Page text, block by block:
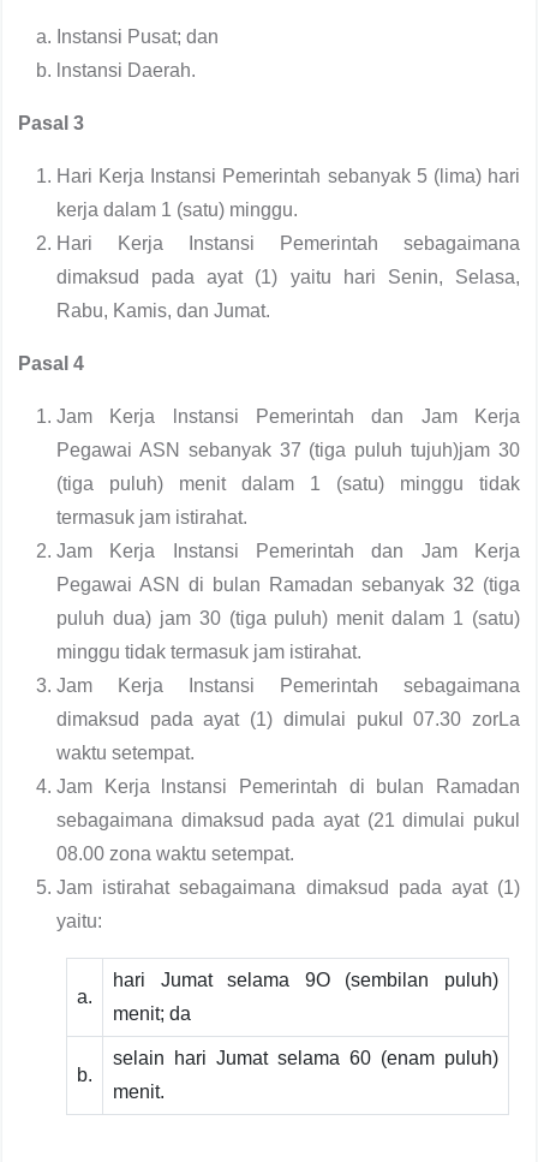
Instansi Pusat; dan
lnstansi Daerah.
Pasal 3
Hari Kerja Instansi Pemerintah sebanyak 5 (lima) hari
kerja dalam 1 (satu) minggu.
Hari Kerja Instansi Pemerintah sebagaimana
dimaksud pada ayat (1) yaitu hari Senin, Selasa,
Rabu, Kamis, dan Jumat.
Pasal 4
Jam Kerja lnstansi Pemerintah dan Jam Kerja
Pegawai ASN sebanyak 37 (tiga puluh tujuh)jam 30
(tiga puluh) menit dalam 1 (satu) minggu tidak
termasuk jam istirahat.
Jam Kerja Instansi Pemerintah dan Jam Kerja
Pegawai ASN di bulan Ramadan sebanyak 32 (tiga
puluh dua) jam 30 (tiga puluh) menit dalam 1 (satu)
minggu tidak termasuk jam istirahat.
Jam Kerja Instansi Pemerintah sebagaimana
dimaksud pada ayat (1) dimulai pukul 07.30 zorLa
waktu setempat.
Jam Kerja lnstansi Pemerintah di bulan Ramadan
sebagaimana dimaksud pada ayat (21 dimulai pukul
08.00 zona waktu setempat.
Jam istirahat sebagaimana dimaksud pada ayat (1)
yaitu:
a.
hari Jumat selama 9O (sembilan puluh)
menit; da
b.
selain hari Jumat selama 60 (enam puluh)
menit.